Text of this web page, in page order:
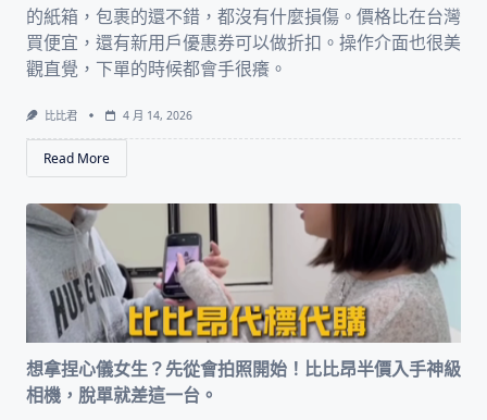
的紙箱，包裹的還不錯，都沒有什麼損傷。價格比在台灣
買便宜，還有新用戶優惠券可以做折扣。操作介面也很美
觀直覺，下單的時候都會手很癢。
比比君 4 月 14, 2026
Read More
想拿捏心儀女生？先從會拍照開始！比比昂半價入手神級
相機，脫單就差這一台。